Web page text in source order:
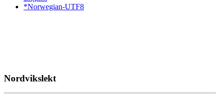
*Norwegian-UTF8
Nordvikslekt